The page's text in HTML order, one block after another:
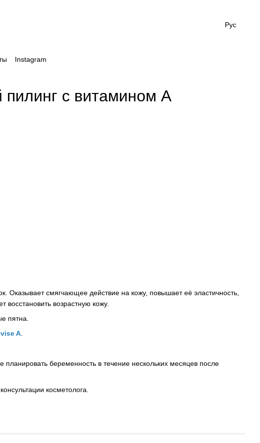
Рус
Instagram
пилинг с витамином А
Оказывает смягчающее действие на кожу, повышает её эластичность,
возрастную кожу.
пятна.
A.
беременность в течение нескольких месяцев после
косметолога.